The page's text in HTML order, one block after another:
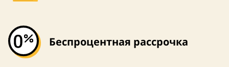
Беспроцентная рассрочка